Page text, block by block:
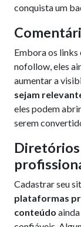
conquista um
Embora os
nofollow, eles
aumentar a
sejam
eles podem
serem
Cadastrar seu
plataformas
conteúdo